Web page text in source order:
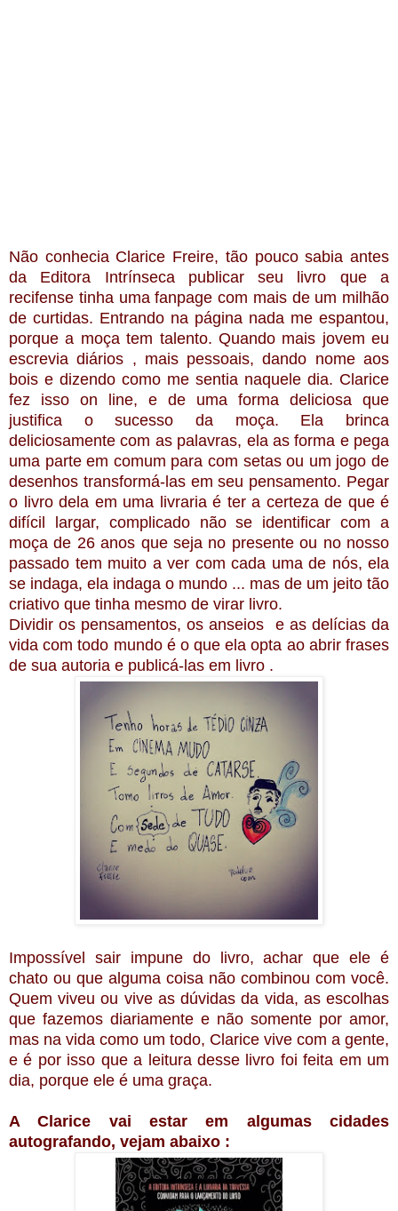
Não conhecia Clarice Freire, tão pouco sabia antes
da Editora Intrínseca publicar seu livro que a
recifense tinha uma fanpage com mais de um milhão
de curtidas. Entrando na página nada me espantou,
porque a moça tem talento. Quando mais jovem eu
escrevia diários , mais pessoais, dando nome aos
bois e dizendo como me sentia naquele dia. Clarice
fez isso on line, e de uma forma deliciosa que
justifica o sucesso da moça. Ela brinca
deliciosamente com as palavras, ela as forma e pega
uma parte em comum para com setas ou um jogo de
desenhos transformá-las em seu pensamento. Pegar
o livro dela em uma livraria é ter a certeza de que é
difícil largar, complicado não se identificar com a
moça de 26 anos que seja no presente ou no nosso
passado tem muito a ver com cada uma de nós, ela
se indaga, ela indaga o mundo ... mas de um jeito tão
criativo que tinha mesmo de virar livro.
Dividir os pensamentos, os anseios e as delícias da
vida com todo mundo é o que ela opta ao abrir frases
de sua autoria e publicá-las em livro .
Impossível sair impune do livro, achar que ele é
chato ou que alguma coisa não combinou com você.
Quem viveu ou vive as dúvidas da vida, as escolhas
que fazemos diariamente e não somente por amor,
mas na vida como um todo, Clarice vive com a gente,
e é por isso que a leitura desse livro foi feita em um
dia, porque ele é uma graça.
A Clarice vai estar em algumas cidades
autografando, vejam abaixo :